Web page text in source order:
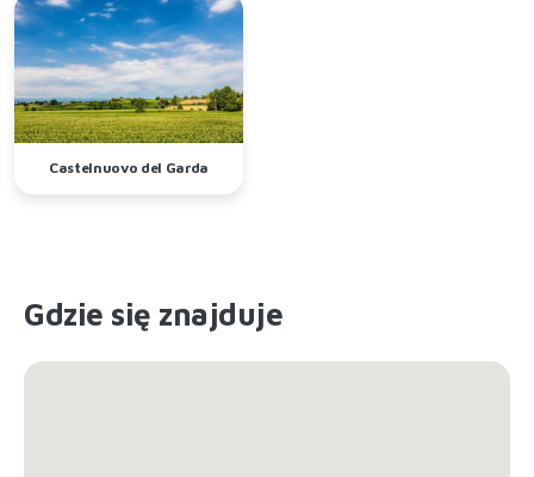
Castelnuovo del Garda
Gdzie się znajduje